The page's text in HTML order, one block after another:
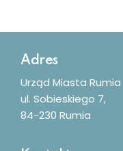
Adres
Urząd Miasta Rumia
ul. Sobieskiego 7,
84-230 Rumia